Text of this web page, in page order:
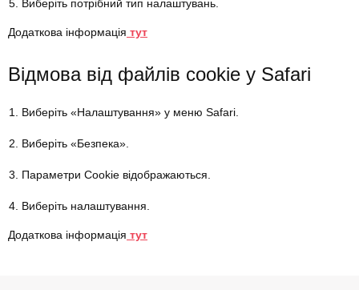
Виберіть потрібний тип налаштувань.
Додаткова інформація тут
Відмова від файлів cookie у Safari
Виберіть «Налаштування» у меню Safari.
Виберіть «Безпека».
Параметри Сookie відображаються.
Виберіть налаштування.
Додаткова інформація тут